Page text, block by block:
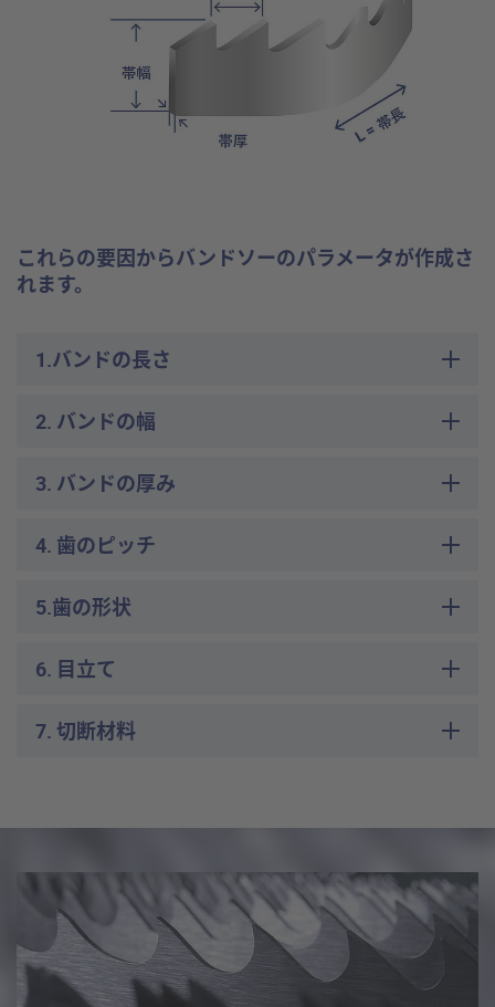
これらの要因からバンドソーのパラメータが作成さ
れます。
1.バンドの長さ
2. バンドの幅
3. バンドの厚み
4. 歯のピッチ
5.歯の形状
6. 目立て
7. 切断材料